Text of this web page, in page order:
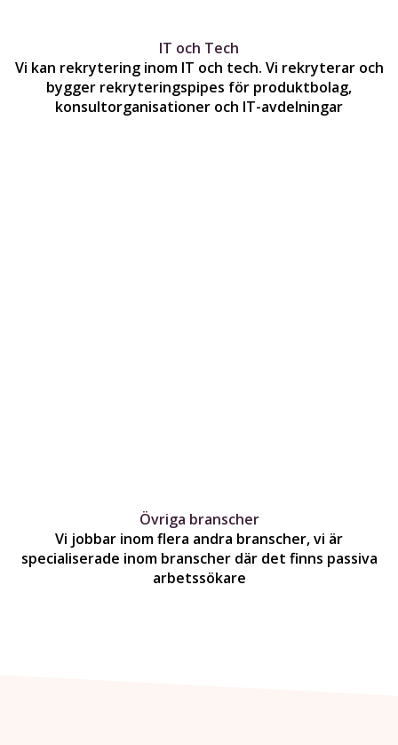
IT och Tech
Vi kan rekrytering inom IT och tech. Vi rekryterar och
bygger rekryteringspipes för produktbolag,
konsultorganisationer och IT-avdelningar
Övriga branscher
Vi jobbar inom flera andra branscher, vi är
specialiserade inom branscher där det finns passiva
arbetssökare